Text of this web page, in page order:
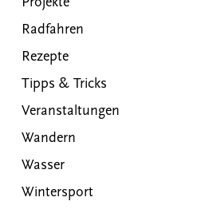
Radfahren
Rezepte
Tipps & Tricks
Veranstaltungen
Wandern
Wasser
Wintersport